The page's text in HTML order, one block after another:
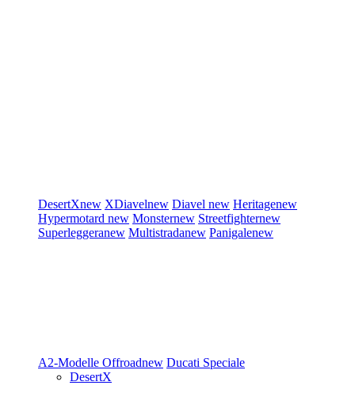
DesertXnew XDiavelnew Diavel new Heritagenew
Hypermotard new Monsternew Streetfighternew
Superleggeranew Multistradanew Panigalenew
A2-Modelle Offroadnew Ducati Speciale
DesertX